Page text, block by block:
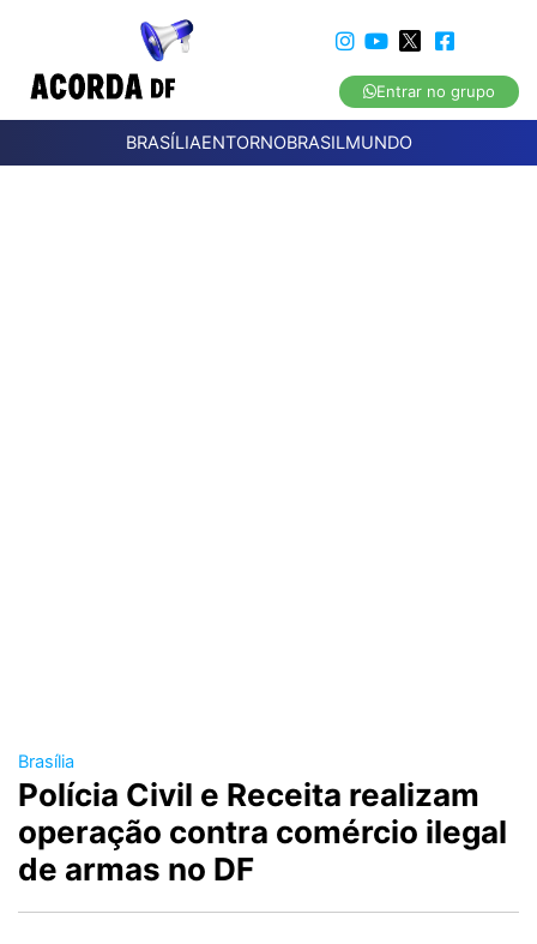
Entrar no grupo
BRASÍLIAENTORNOBRASILMUNDO
Brasília
Polícia Civil e Receita realizam
operação contra comércio ilegal
de armas no DF